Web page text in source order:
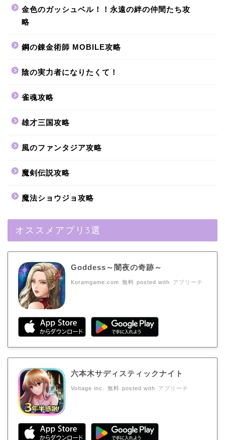
金色のガッシュベル！！永遠の絆の仲間たち攻
略
鋼の錬金術師 MOBILE攻略
陰の実力者になりたくて！
雀魂攻略
雄才三国攻略
風のファンタジア攻略
魔剣伝説攻略
魔法ショウジョ攻略
オススメアプリ3選
Goddess～闇夜の奇跡～
Koramgame.com 無料 posted with アプリーチ
六本木サディスティックナイト
Voltage inc. 無料 posted with アプリーチ